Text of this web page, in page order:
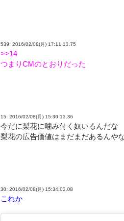
539: 2016/02/08(月) 17:11:13.75
>>14
つまりCMのとおりだった
15: 2016/02/08(月) 15:30:13.36
今だに梨花に噛み付く奴いるんだな
梨花の広告価値はまだまだあるんや
30: 2016/02/08(月) 15:34:03.08
これか